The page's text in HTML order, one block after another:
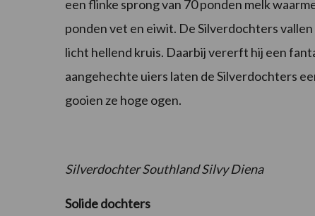
een flinke sprong van 70 ponden melk
ponden vet en eiwit. De Silverdochters
licht hellend kruis. Daarbij vererft hij een
aangehechte uiers laten de Silverdochters
gooien ze hoge ogen.
Silverdochter Southland Silvy Diena
Solide dochters